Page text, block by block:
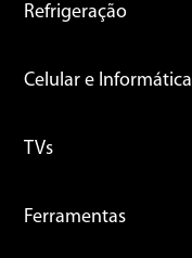
Refrigeração
Celular e Informática
TVs
Ferramentas